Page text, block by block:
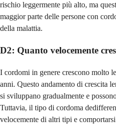
rischio leggermente più alto, ma
maggior parte delle persone con
della malattia.
D2: Quanto velocemente
I cordomi in genere crescono molto
anni. Questo andamento di crescita
si sviluppano gradualmente e
Tuttavia, il tipo di cordoma
velocemente di altri tipi e